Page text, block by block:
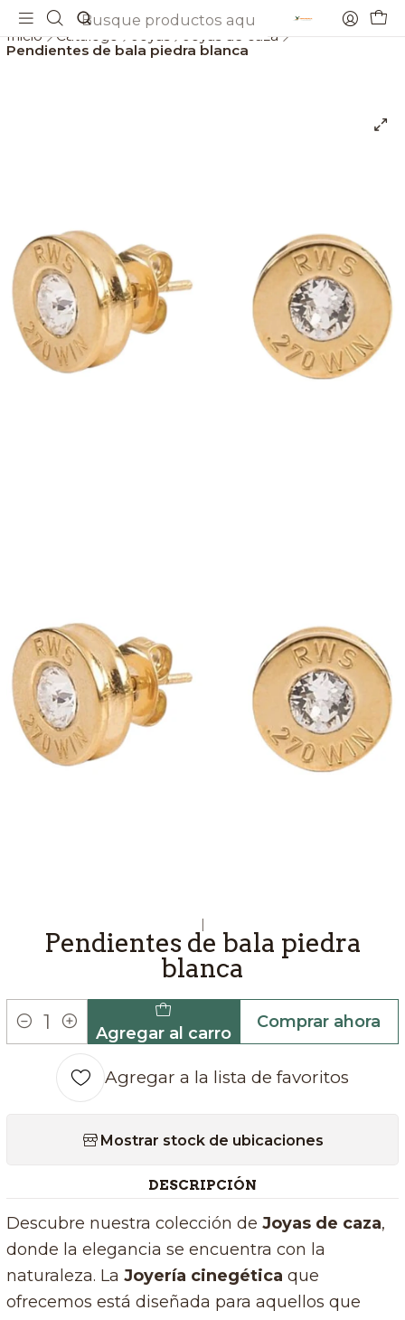
Inicio Catálogo
Joyas de caza
Pendientes de bala piedra blanca
|
Pendientes de bala piedra
blanca
Cantidad Agregar al carro
Comprar ahora
Agregar a la lista de favoritos
Mostrar stock de ubicaciones
DESCRIPCIÓN
Descubre nuestra colección de Joyas de caza,
donde la elegancia se encuentra con la
naturaleza. La Joyería cinegética que
ofrecemos está diseñada para aquellos que